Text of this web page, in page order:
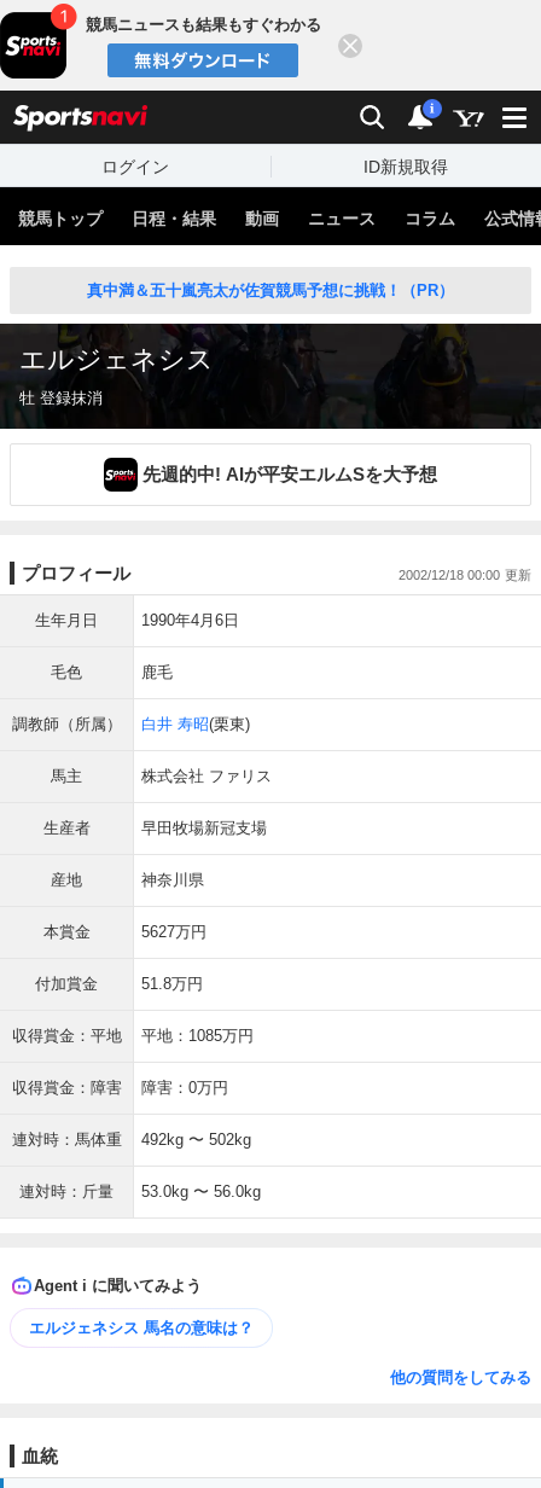
競馬ニュースも結果もすぐわかる
検索 通知
i
ログイン ID新規取得
競馬トップ 日程・結果 動画 ニュース コラム 公式情
真中満＆五十嵐亮太が佐賀競馬予想に挑戦！（PR）
エルジェネシス
牡 登録抹消
先週的中! AIが平安エルムSを大予想
プロフィール 2002/12/18 00:00
生年月日 1990年4月6日
毛色 鹿毛
調教師（所属） 白井 寿昭(栗東)
馬主 株式会社 ファリス
生産者 早田牧場新冠支場
産地 神奈川県
本賞金 5627万円
付加賞金 51.8万円
収得賞金：平地 平地：1085万円
収得賞金：障害 障害：0万円
連対時：馬体重 492kg 〜 502kg
連対時：斤量 53.0kg 〜 56.0kg
Agent i に聞いてみよう
エルジェネシス 馬名の意味は？
他の質問をしてみる
血統